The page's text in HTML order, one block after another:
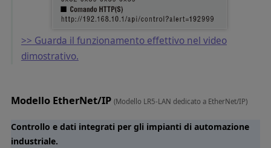
>> Guarda il funzionamento effettivo nel video
dimostrativo.
Modello EtherNet/IP (Modello LR5-LAN dedicato a EtherNet/IP)
Controllo e dati integrati per gli impianti di automazione
industriale.